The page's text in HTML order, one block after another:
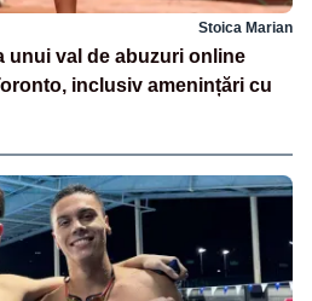
Stoica Marian
unui val de abuzuri online
inclusiv amenințări cu